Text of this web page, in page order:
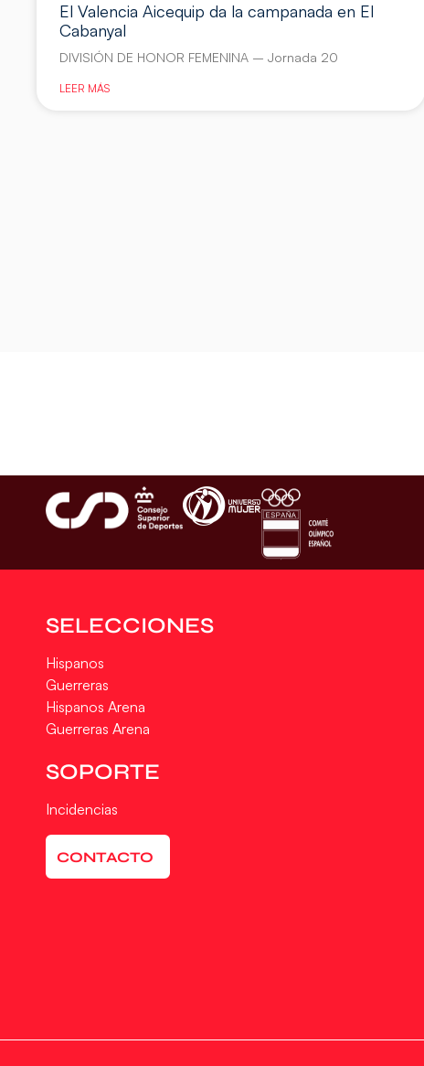
El Valencia Aicequip da la campanada en El
Cabanyal
DIVISIÓN DE HONOR FEMENINA – Jornada 20
LEER MÁS
SELECCIONES
Hispanos
Guerreras
Hispanos Arena
Guerreras Arena
SOPORTE
Incidencias
CONTACTO